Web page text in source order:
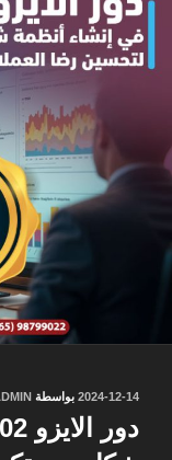
نُشر
2024-12-14 بواسطة